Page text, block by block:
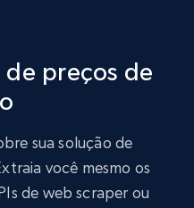
preços de
sua solução de
você mesmo os
de web scraper ou